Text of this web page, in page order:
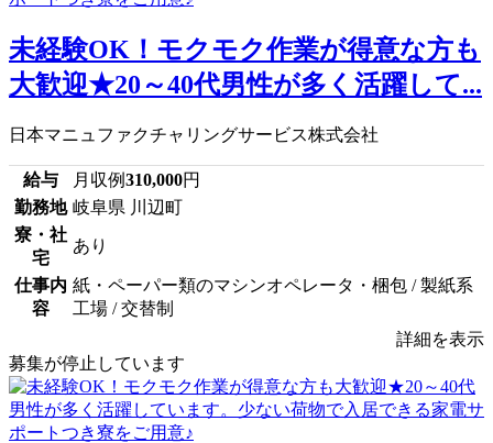
未経験OK！モクモク作業が得意な方も
大歓迎★20～40代男性が多く活躍して...
日本マニュファクチャリングサービス株式会社
給与 月収例310,000円
勤務地 岐阜県 川辺町
寮・社
宅
あり
仕事内
容
紙・ペーパー類のマシンオペレータ・梱包 / 製紙系
工場 / 交替制
詳細を表示
募集が停止しています